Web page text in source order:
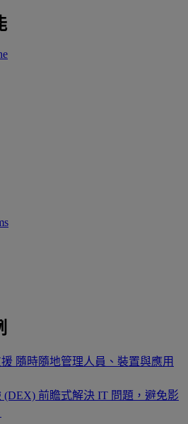
隨時隨地管理人員、裝置與應用
(DEX) 前瞻式解決 IT 問題，避免影